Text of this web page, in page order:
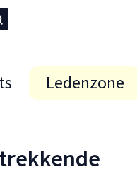
Ledenzone